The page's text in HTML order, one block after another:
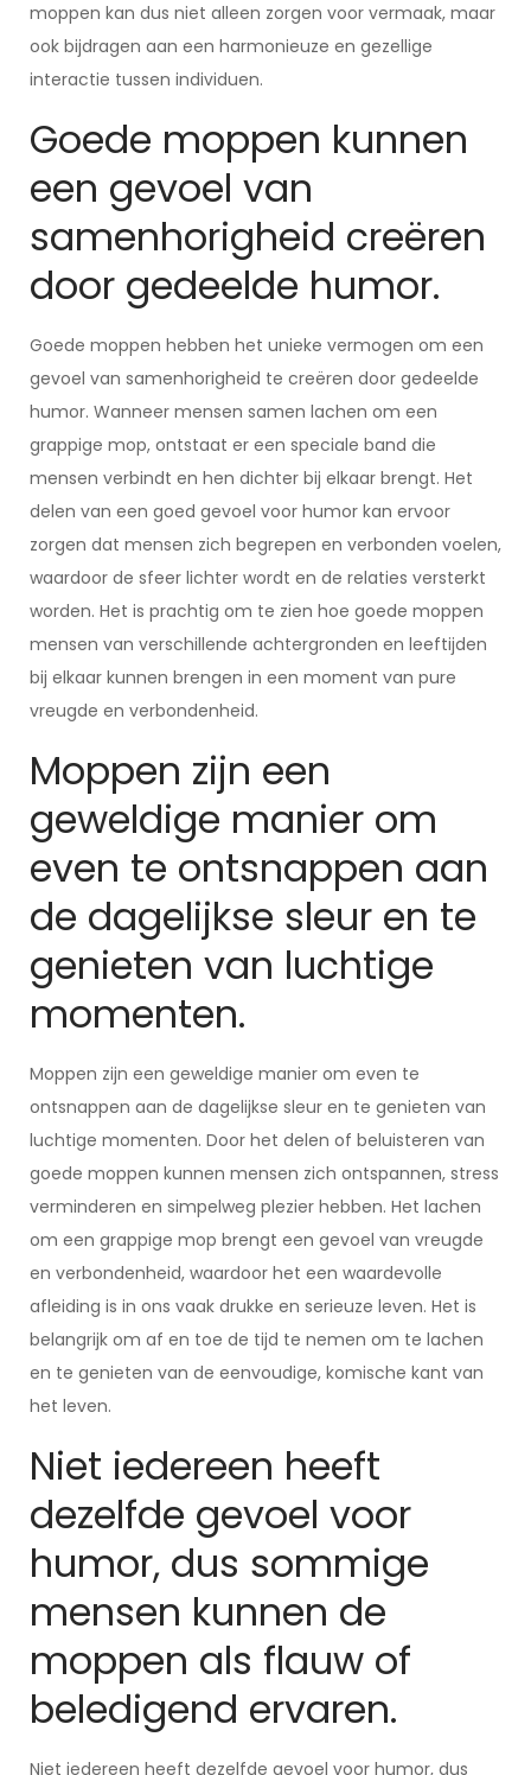
moppen kan dus niet alleen zorgen voor vermaak, maar
ook bijdragen aan een harmonieuze en gezellige
interactie tussen individuen.
Goede moppen kunnen
een gevoel van
samenhorigheid creëren
door gedeelde humor.
Goede moppen hebben het unieke vermogen om een
gevoel van samenhorigheid te creëren door gedeelde
humor. Wanneer mensen samen lachen om een
grappige mop, ontstaat er een speciale band die
mensen verbindt en hen dichter bij elkaar brengt. Het
delen van een goed gevoel voor humor kan ervoor
zorgen dat mensen zich begrepen en verbonden voelen,
waardoor de sfeer lichter wordt en de relaties versterkt
worden. Het is prachtig om te zien hoe goede moppen
mensen van verschillende achtergronden en leeftijden
bij elkaar kunnen brengen in een moment van pure
vreugde en verbondenheid.
Moppen zijn een
geweldige manier om
even te ontsnappen aan
de dagelijkse sleur en te
genieten van luchtige
momenten.
Moppen zijn een geweldige manier om even te
ontsnappen aan de dagelijkse sleur en te genieten van
luchtige momenten. Door het delen of beluisteren van
goede moppen kunnen mensen zich ontspannen, stress
verminderen en simpelweg plezier hebben. Het lachen
om een grappige mop brengt een gevoel van vreugde
en verbondenheid, waardoor het een waardevolle
afleiding is in ons vaak drukke en serieuze leven. Het is
belangrijk om af en toe de tijd te nemen om te lachen
en te genieten van de eenvoudige, komische kant van
het leven.
Niet iedereen heeft
dezelfde gevoel voor
humor, dus sommige
mensen kunnen de
moppen als flauw of
beledigend ervaren.
Niet iedereen heeft dezelfde gevoel voor humor, dus